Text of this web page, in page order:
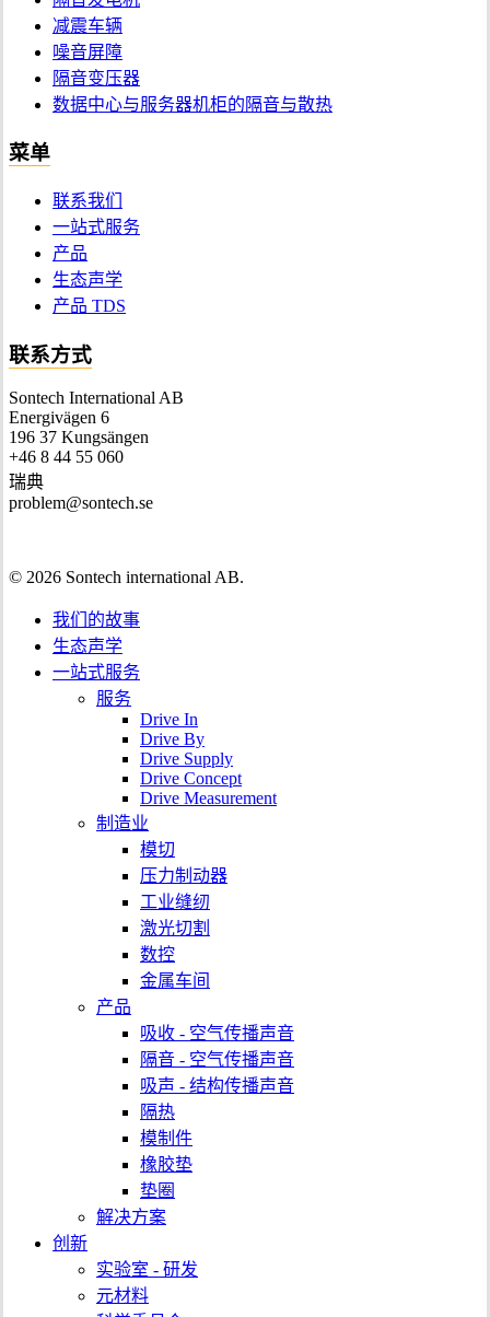
减震车辆
噪音屏障
隔音变压器
数据中心与服务器机柜的隔音与散热
菜单
联系我们
一站式服务
产品
生态声学
产品 TDS
联系方式
Sontech International AB
Energivägen 6
196 37 Kungsängen
+46 8 44 55 060
瑞典
problem@sontech.se
© 2026 Sontech international AB.
我们的故事
生态声学
一站式服务
服务
Drive In
Drive By
Drive Supply
Drive Concept
Drive Measurement
制造业
模切
压力制动器
工业缝纫
激光切割
数控
金属车间
产品
吸收 - 空气传播声音
隔音 - 空气传播声音
吸声 - 结构传播声音
隔热
模制件
橡胶垫
垫圈
解决方案
创新
实验室 - 研发
元材料